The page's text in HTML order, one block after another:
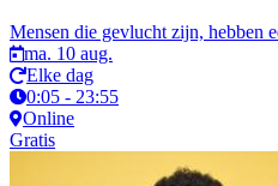
Mensen die gevlucht zijn, hebben
ma. 10 aug.
Elke dag
0:05 - 23:55
Online
Gratis